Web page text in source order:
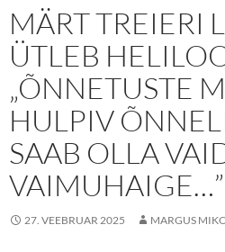
MÄRT TREIERI
ÜTLEB
„ÕNNETUSTE
HULPIV
SAAB OLLA
VAIMUHAIGE…”
27. VEEBRUAR 2025 MARGUS